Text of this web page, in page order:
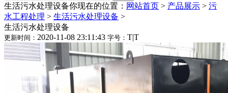
生活污水处理设备你现在的位置： 网站首页 > 产品展示 > 污
水工程处理 > 生活污水处理设备 >
生活污水处理设备
更新时间： 2020-11-08 23:11:43 字号： T|T